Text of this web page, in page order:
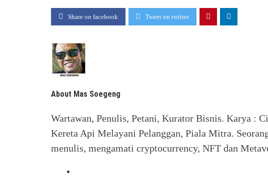
Share on facebook Tweet on twitter
About Mas Soegeng
Wartawan, Penulis, Petani, Kurator Bisnis. Karya :
Kereta Api Melayani Pelanggan, Piala Mitra.
menulis, mengamati cryptocurrency, NFT dan